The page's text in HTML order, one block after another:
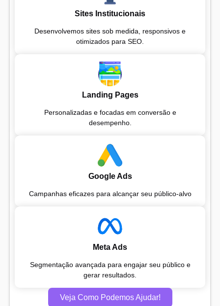
Sites Institucionais
Desenvolvemos sites sob medida, responsivos e
otimizados para SEO.
Landing Pages
Personalizadas e focadas em conversão e
desempenho.
Google Ads
Campanhas eficazes para alcançar seu público-alvo
Meta Ads
Segmentação avançada para engajar seu público e
gerar resultados.
Veja Como Podemos Ajudar!